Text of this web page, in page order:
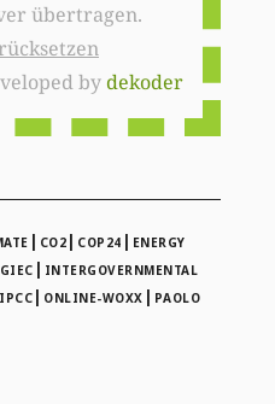
übertragen.
bydekoder
| CO2 | COP24 | ENERGY
GIEC | INTERGOVERNMENTAL
IPCC | ONLINE-WOXX | PAOLO